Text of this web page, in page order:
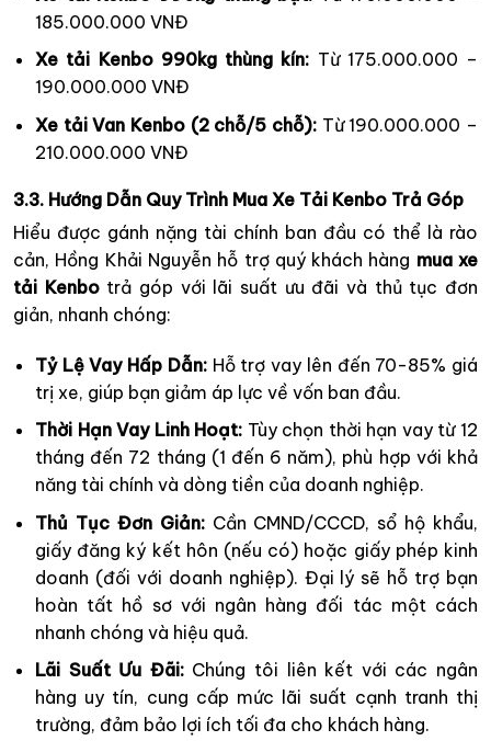
185.000.000 VNĐ
Xe tải Kenbo 990kg thùng kín: Từ 175.000.000 –
190.000.000 VNĐ
Xe tải Van Kenbo (2 chỗ/5 chỗ): Từ 190.000.000 –
210.000.000 VNĐ
3.3. Hướng Dẫn Quy Trình Mua Xe Tải Kenbo Trả Góp
Hiểu được gánh nặng tài chính ban đầu có thể là rào
cản, Hồng Khải Nguyễn hỗ trợ quý khách hàng mua xe
tải Kenbotrả góp với lãi suất ưu đãi và thủ tục đơn
giản, nhanh chóng:
Tỷ Lệ Vay Hấp Dẫn:Hỗ trợ vay lên đến 70-85% giá
trị xe, giúp bạn giảm áp lực về vốn ban đầu.
Thời Hạn Vay Linh Hoạt: Tùy chọn thời hạn vay từ 12
tháng đến 72 tháng (1 đến 6 năm), phù hợp với khả
năng tài chính và dòng tiền của doanh nghiệp.
Thủ Tục Đơn Giản:Cần CMND/CCCD, sổ hộ khẩu,
giấy đăng ký kết hôn (nếu có) hoặc giấy phép kinh
doanh (đối với doanh nghiệp). Đại lý sẽ hỗ trợ bạn
hoàn tất hồ sơ với ngân hàng đối tác một cách
nhanh chóng và hiệu quả.
Lãi Suất Ưu Đãi:Chúng tôi liên kết với các ngân
hàng uy tín, cung cấp mức lãi suất cạnh tranh thị
trường, đảm bảo lợi ích tối đa cho khách hàng.